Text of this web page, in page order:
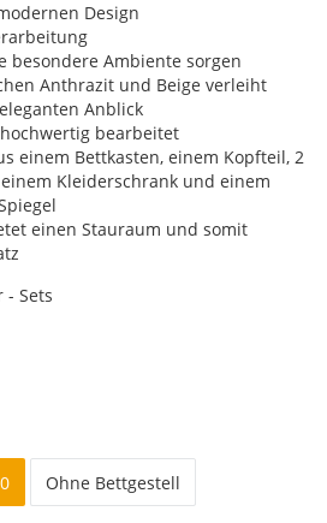
Design
besondere Ambiente sorgen
Anthrazit und Beige verleiht
Anblick
bearbeitet
einem Bettkasten, einem Kopfteil, 2
Kleiderschrank und einem
einen Stauraum und somit
- Sets
Ohne Bettgestell